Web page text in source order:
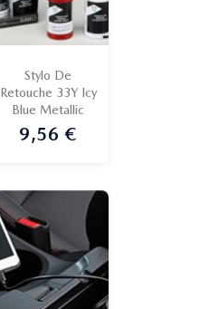
Stylo De
Retouche 33Y Icy
Blue Metallic
Prix
9,56 €